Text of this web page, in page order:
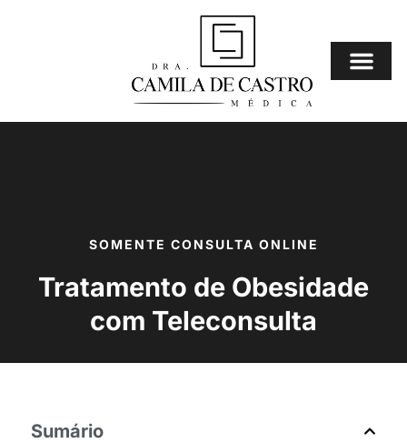
SOMENTE CONSULTA ONLINE
Tratamento de Obesidade
com Teleconsulta
Sumário